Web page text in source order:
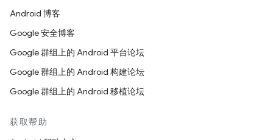
Android 博客
Google 安全博客
Google 群组上的 Android 平台论坛
Google 群组上的 Android 构建论坛
Google 群组上的 Android 移植论坛
获取帮助